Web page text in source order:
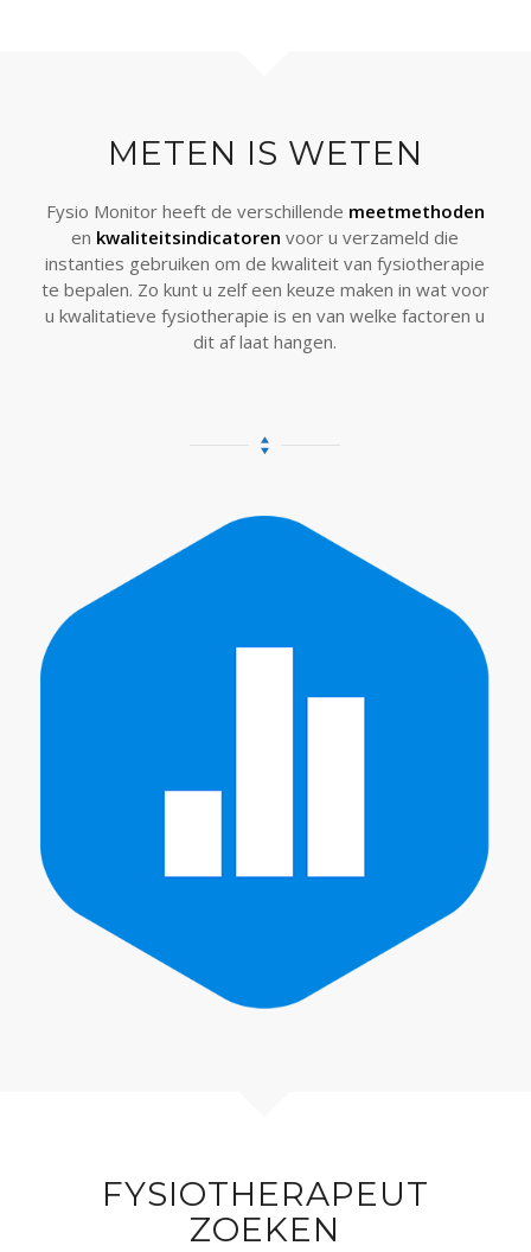
METEN IS WETEN
Fysio Monitor heeft de verschillende meetmethoden
en kwaliteitsindicatoren voor u verzameld die
instanties gebruiken om de kwaliteit van fysiotherapie
te bepalen. Zo kunt u zelf een keuze maken in wat voor
u kwalitatieve fysiotherapie is en van welke factoren u
dit af laat hangen.
FYSIOTHERAPEUT
ZOEKEN